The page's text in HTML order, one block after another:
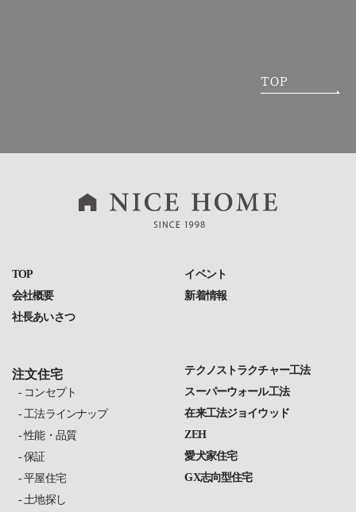
TOP
会社概要
社長あいさつ
イベント
新着情報
注文住宅
コンセプト
工法ラインナップ
性能・品質
保証
平屋住宅
土地探し
テクノストラクチャー工法
スーパーウォール工法
在来工法ジョイウッド
ZEH
愛犬家住宅
GX志向型住宅